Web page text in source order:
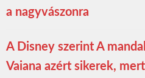
a nagyvászonra
A Disney szerint A
Vaiana azért sikerek,